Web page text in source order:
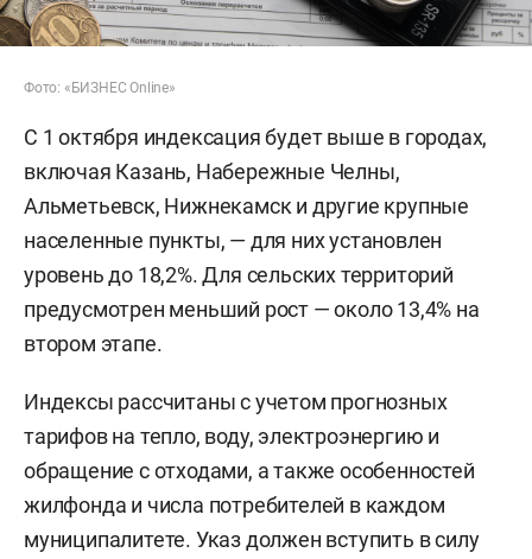
Фото: «БИЗНЕС Online»
С 1 октября индексация будет выше в городах,
включая Казань, Набережные Челны,
Альметьевск, Нижнекамск и другие крупные
населенные пункты, — для них установлен
уровень до 18,2%. Для сельских территорий
предусмотрен меньший рост — около 13,4% на
втором этапе.
Индексы рассчитаны с учетом прогнозных
тарифов на тепло, воду, электроэнергию и
обращение с отходами, а также особенностей
жилфонда и числа потребителей в каждом
муниципалитете. Указ должен вступить в силу